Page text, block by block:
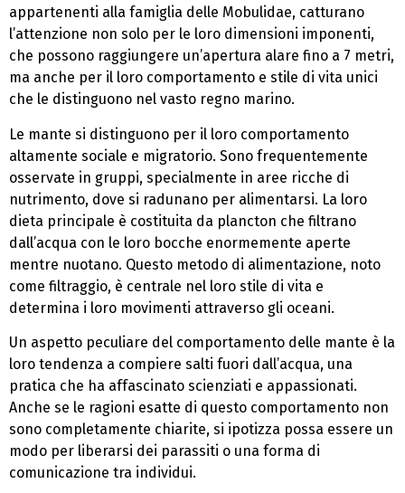
appartenenti alla famiglia delle Mobulidae, catturano
l’attenzione non solo per le loro dimensioni imponenti,
che possono raggiungere un’apertura alare fino a 7 metri,
ma anche per il loro comportamento e stile di vita unici
che le distinguono nel vasto regno marino.
Le mante si distinguono per il loro comportamento
altamente sociale e migratorio. Sono frequentemente
osservate in gruppi, specialmente in aree ricche di
nutrimento, dove si radunano per alimentarsi. La loro
dieta principale è costituita da plancton che filtrano
dall’acqua con le loro bocche enormemente aperte
mentre nuotano. Questo metodo di alimentazione, noto
come filtraggio, è centrale nel loro stile di vita e
determina i loro movimenti attraverso gli oceani.
Un aspetto peculiare del comportamento delle mante è la
loro tendenza a compiere salti fuori dall’acqua, una
pratica che ha affascinato scienziati e appassionati.
Anche se le ragioni esatte di questo comportamento non
sono completamente chiarite, si ipotizza possa essere un
modo per liberarsi dei parassiti o una forma di
comunicazione tra individui.